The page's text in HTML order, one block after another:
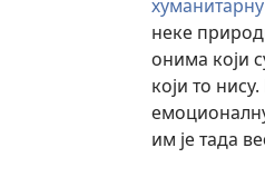
неке
онима који
који то
им је тада